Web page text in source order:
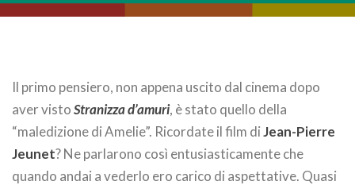
Il primo pensiero, non appena uscito dal cinema dopo
aver vistoStranizza d’amuri, è stato quello della
“maledizione di Amelie”. Ricordate il film diJean-Pierre
Jeunet? Ne parlarono così entusiasticamente che
quando andai a vederlo ero carico di aspettative. Quasi